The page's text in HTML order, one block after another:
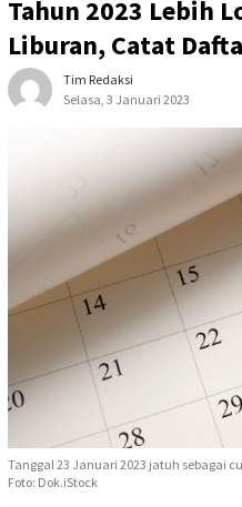
Tahun 2023 Lebih
Liburan, Catat
Tim Redaksi
Selasa, 3 Januari 2023
Tanggal 23 Januari 2023 jatuh sebagai
Foto: Dok.iStock